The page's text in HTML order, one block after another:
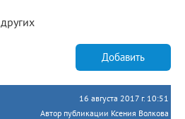
Добавить
16 августа 2017 г. 10:51
Автор публикации Ксения Волкова